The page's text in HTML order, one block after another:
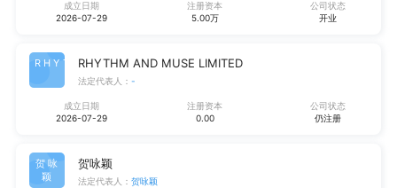
成立日期
2026-07-29
注册资本
5.00万
公司状态
开业
RHYT RHYTHM AND MUSE LIMITED
法定代表人： -
成立日期
2026-07-29
注册资本
0.00
公司状态
仍注册
贺咏
颖
贺咏颖
法定代表人： 贺咏颖